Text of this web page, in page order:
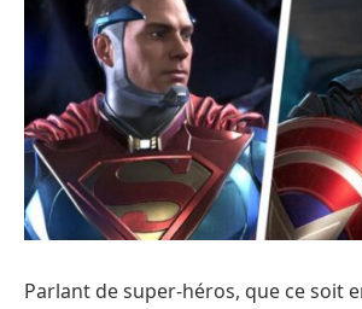
Parlant de super-héros, que ce soit